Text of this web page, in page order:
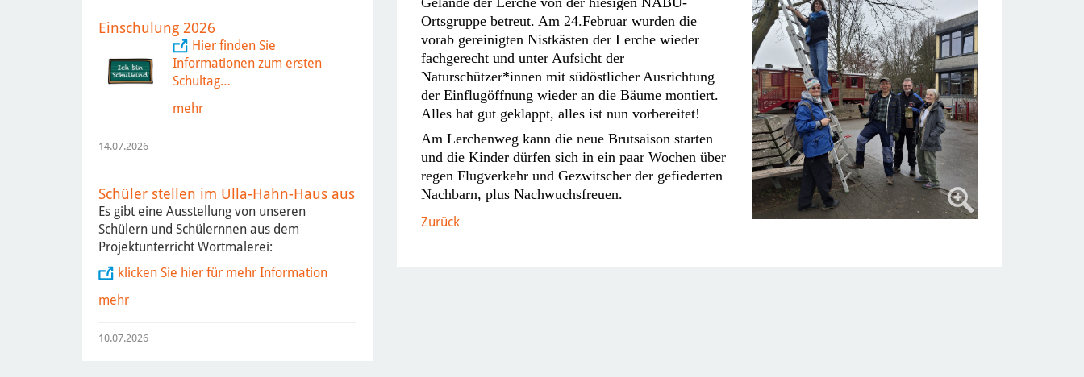
Ortsgruppe betreut. Am 24.Februar wurden die
vorab gereinigten Nistkästen der Lerche wieder
fachgerecht und unter Aufsicht der
Naturschützer*innen mit südöstlicher Ausrichtung
der Einflugöffnung wieder an die Bäume montiert.
Alles hat gut geklappt, alles ist nun vorbereitet!
Am Lerchenweg kann die neue Brutsaison starten
und die Kinder dürfen sich in ein paar Wochen über
regen Flugverkehr und Gezwitscher der gefiederten
Nachbarn, plus Nachwuchsfreuen.
Zurück
Einschulung 2026
Hier finden Sie
Informationen zum ersten
Schultag…
mehr
14.07.2026
Schüler stellen im Ulla-Hahn-Haus aus
Es gibt eine Ausstellung von unseren
Schülern und Schülernnen aus dem
Projektunterricht Wortmalerei:
klicken Sie hier für mehr Information
mehr
10.07.2026